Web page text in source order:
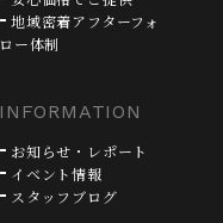
地域密着アフターフォ
ロー体制
INFORMATION
お知らせ・レポート
イベント情報
スタッフブログ